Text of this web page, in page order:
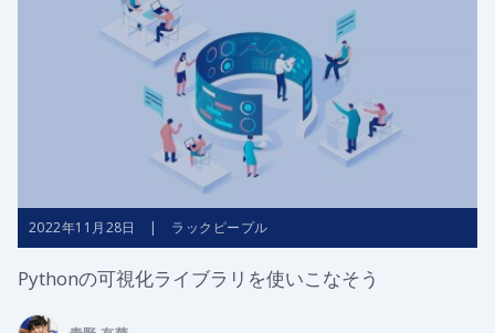
2022年11月28日 | ラックピープル
Pythonの可視化ライブラリを使いこなそう